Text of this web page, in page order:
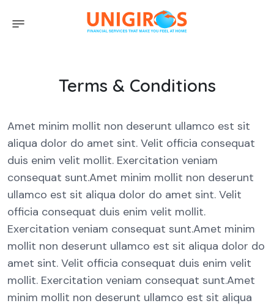
Terms & Conditions
Amet minim mollit non deserunt ullamco est sit
aliqua dolor do amet sint. Velit officia consequat
duis enim velit mollit. Exercitation veniam
consequat sunt.Amet minim mollit non deserunt
ullamco est sit aliqua dolor do amet sint. Velit
officia consequat duis enim velit mollit.
Exercitation veniam consequat sunt.Amet minim
mollit non deserunt ullamco est sit aliqua dolor do
amet sint. Velit officia consequat duis enim velit
mollit. Exercitation veniam consequat sunt.Amet
minim mollit non deserunt ullamco est sit aliqua